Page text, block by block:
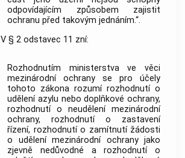
odpovídajícím způsobem zajistit
ochranu před takovým jednáním.“.
V § 2 odstavec 11 zní:
Rozhodnutím ministerstva ve věci
mezinárodní ochrany se pro účely
tohoto zákona rozumí rozhodnutí o
udělení azylu nebo doplňkové ochrany,
rozhodnutí o neudělení mezinárodní
ochrany, rozhodnutí o zastavení
řízení, rozhodnutí o zamítnutí žádosti
o udělení mezinárodní ochrany jako
zjevně nedůvodné a rozhodnutí o